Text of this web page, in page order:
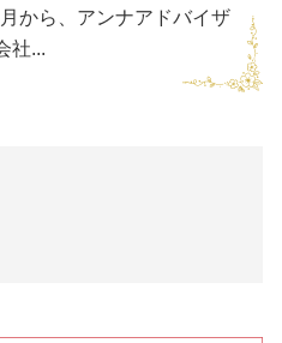
から、アンナアドバイザ
社...